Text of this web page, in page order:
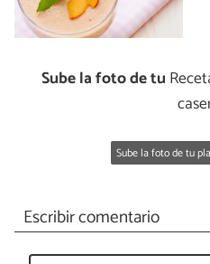
Sube la foto de tu
Sube la foto de tu
Escribir comentario